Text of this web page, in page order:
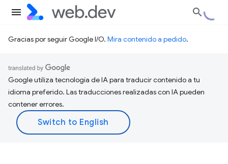
Gracias por seguir Google I/O. Mira contenido a pedido.
Google utiliza tecnología de IA para traducir contenido a tu
idioma preferido. Las traducciones realizadas con IA pueden
contener errores.